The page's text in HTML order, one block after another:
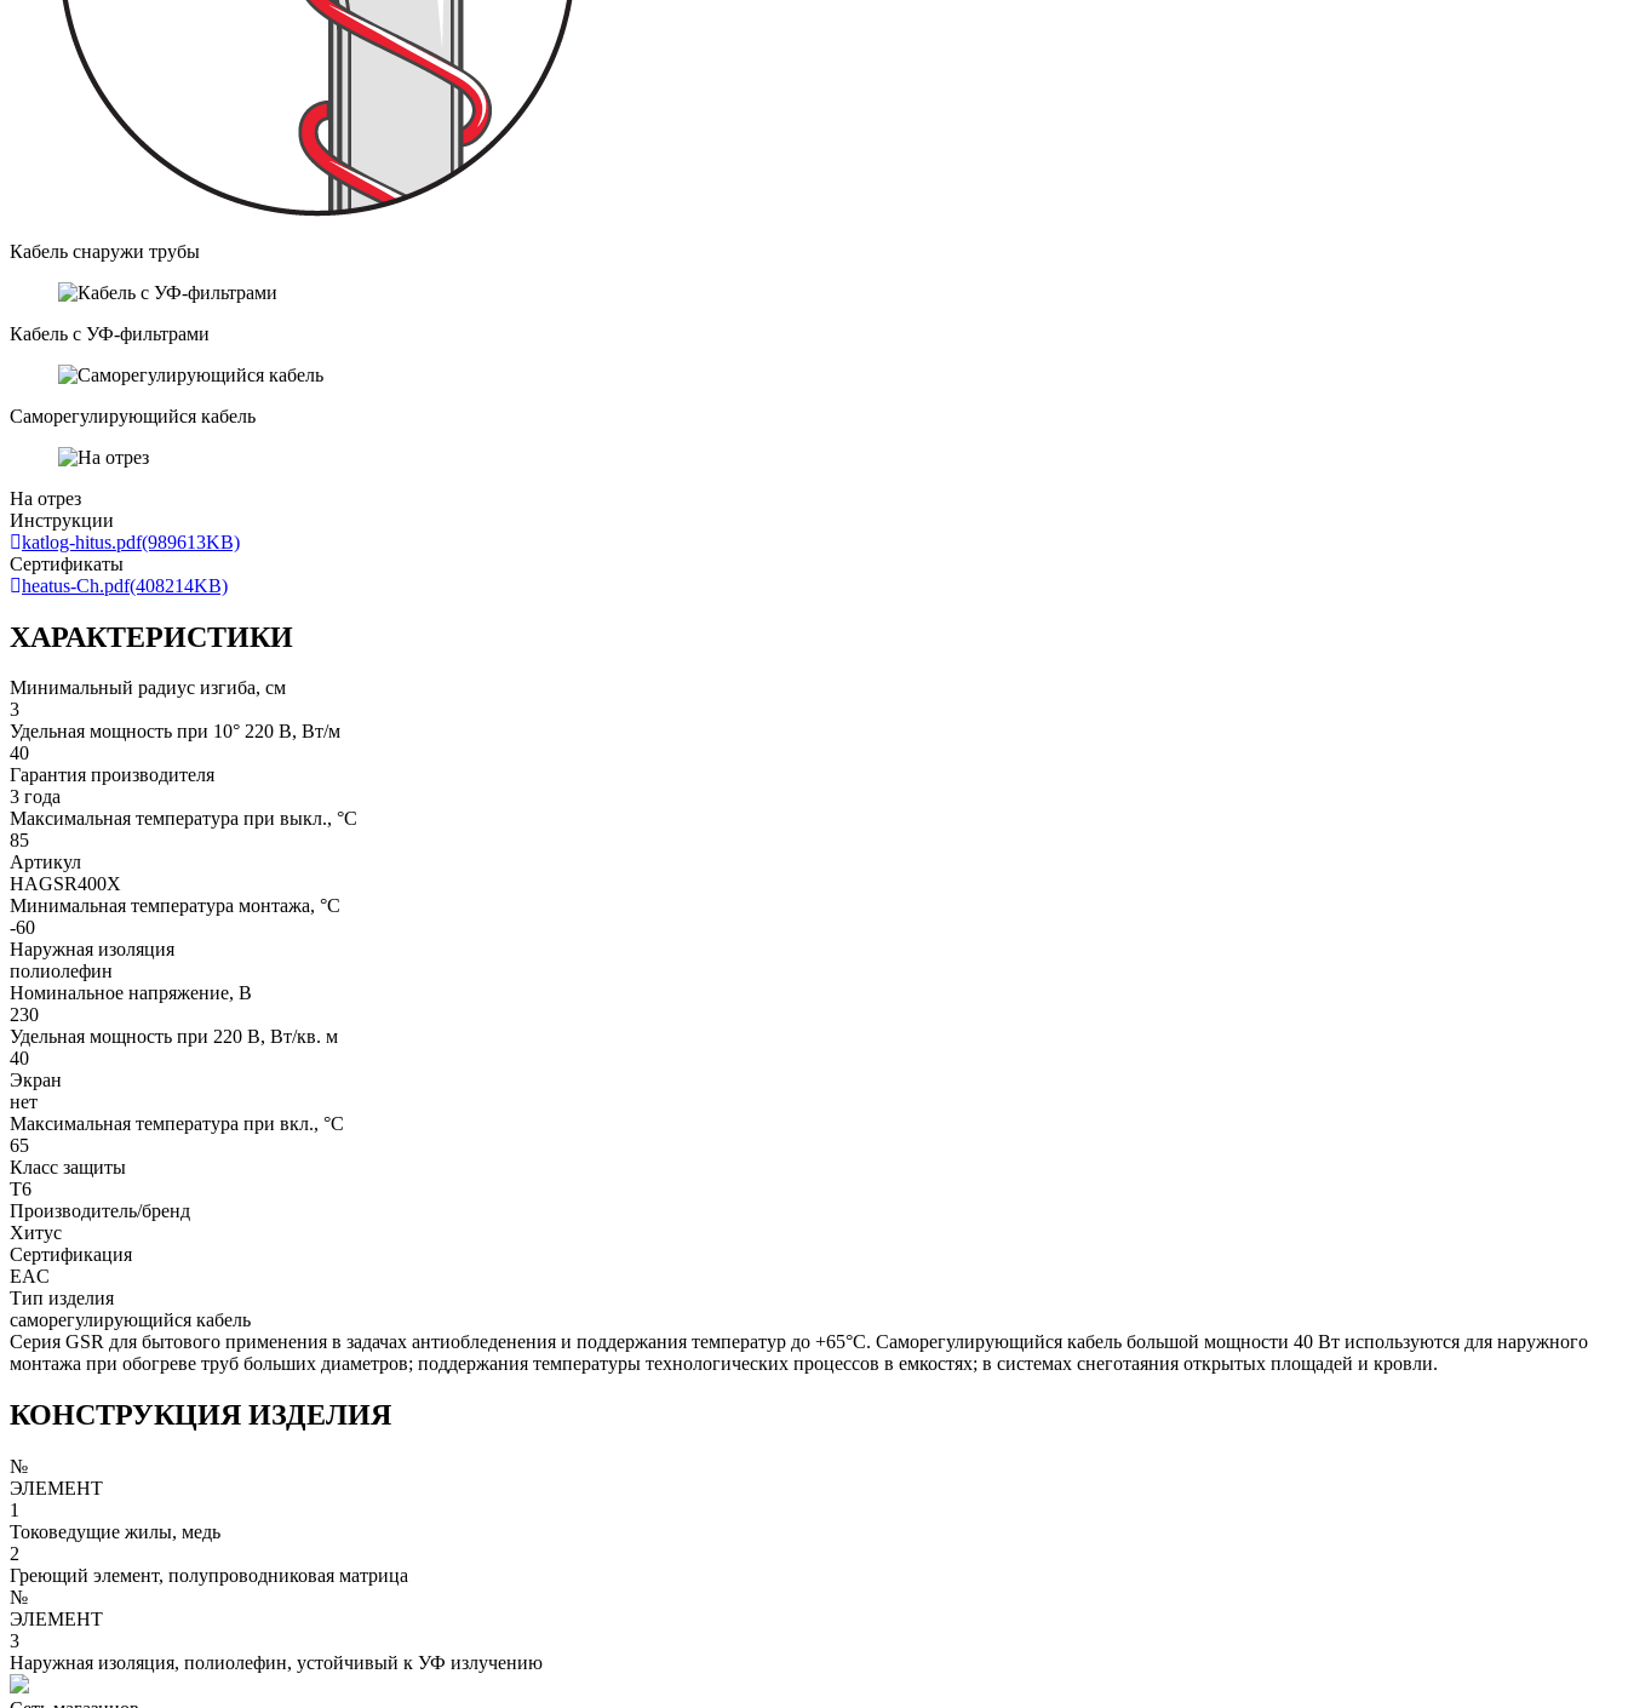
Кабель снаружи трубы
Кабель с УФ-фильтрами
Саморегулирующийся кабель
На отрез
Инструкции
katlog-hitus.pdf(989613KB)
Сертификаты
heatus-Ch.pdf(408214KB)
ХАРАКТЕРИСТИКИ
Минимальный радиус изгиба, см
3
Удельная мощность при 10° 220 В, Вт/м
40
Гарантия производителя
3 года
Максимальная температура при выкл., °C
85
Артикул
HAGSR400X
Минимальная температура монтажа, °C
-60
Наружная изоляция
полиолефин
Номинальное напряжение, В
230
Удельная мощность при 220 В, Вт/кв. м
40
Экран
нет
Максимальная температура при вкл., °C
65
Класс защиты
Т6
Производитель/бренд
Хитус
Сертификация
EAC
Тип изделия
саморегулирующийся кабель
Серия GSR для бытового применения в задачах антиобледенения и поддержания температур до +65°С. Саморегулирующийся кабель большой мощности 40 Вт используются для наружного
монтажа при обогреве труб больших диаметров; поддержания температуры технологических процессов в емкостях; в системах снеготаяния открытых площадей и кровли.
КОНСТРУКЦИЯ ИЗДЕЛИЯ
№
ЭЛЕМЕНТ
1
Токоведущие жилы, медь
2
Греющий элемент, полупроводниковая матрица
№
ЭЛЕМЕНТ
3
Наружная изоляция, полиолефин, устойчивый к УФ излучению